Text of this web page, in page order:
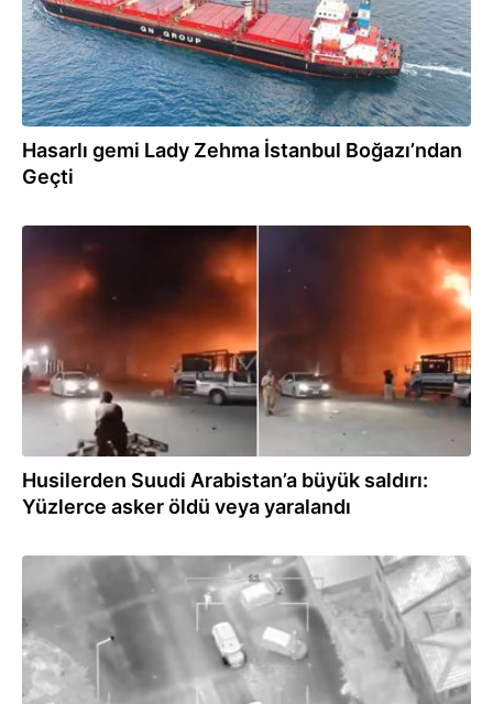
Hasarlı gemi Lady Zehma İstanbul Boğazı’ndan
Geçti
Husilerden Suudi Arabistan’a büyük saldırı:
Yüzlerce asker öldü veya yaralandı
06.08.2026